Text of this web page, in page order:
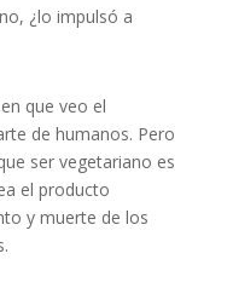
¿lo impulsó a
que veo el
de humanos. Pero
ser vegetariano es
el producto
y muerte de los